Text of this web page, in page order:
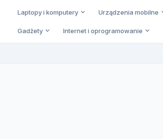
Laptopy i komputery Urządzenia mobilne
Gadżety Internet i oprogramowanie